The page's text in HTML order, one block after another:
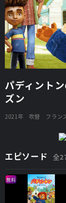
パディント
ズン
2021年 吹替 フラン
エピソード 全
無料